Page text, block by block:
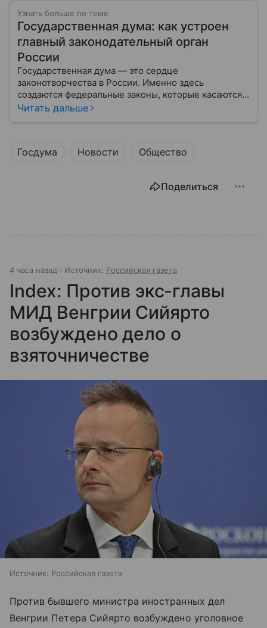
Узнать больше по теме
Государственная дума: как устроен
главный законодательный орган
России
Государственная дума — это сердце
законотворчества в России. Именно здесь
создаются федеральные законы, которые касаются
жизни каждого гражданина: от образования и
Читать дальше
Госдума Новости Общество
Поделиться
4 часа назад Источник: Российская газета
Index: Против экс-главы
МИД Венгрии Сийярто
возбуждено дело о
взяточничестве
Источник: Российская газета
Против бывшего министра иностранных дел
Венгрии Петера Сийярто возбуждено уголовное